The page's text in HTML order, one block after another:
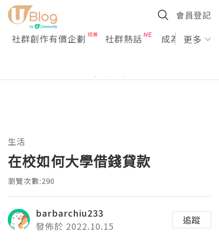
會員登記
社群創作有價企劃 社群熱話 成為U更多
生活
在校如何大學借錢貸款
瀏覽次數:290
barbarchiu233
發佈於 2022.10.15
追蹤